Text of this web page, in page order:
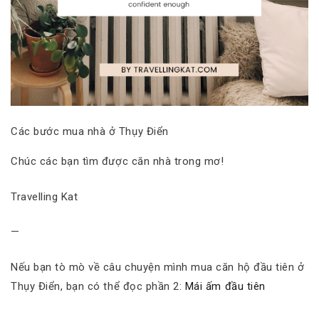
Các bước mua nhà ở Thụy Điển
Chúc các bạn tìm được căn nhà trong mơ!
Travelling Kat
—
Nếu bạn tò mò về câu chuyện mình mua căn hộ đầu tiên ở
Thụy Điển, bạn có thể đọc phần 2: Mái ấm đầu tiên